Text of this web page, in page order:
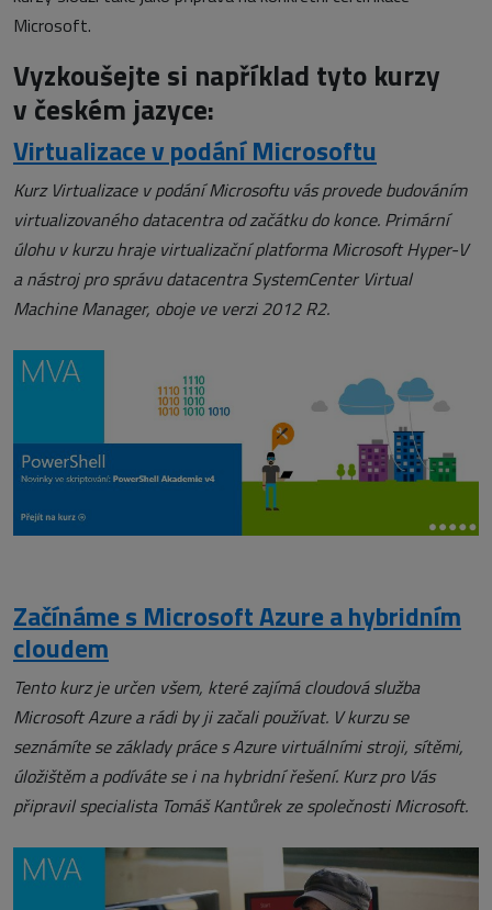
Microsoft.
Vyzkoušejte si například tyto kurzy
v českém jazyce:
Virtualizace v podání Microsoftu
Kurz Virtualizace v podání Microsoftu vás provede budováním
virtualizovaného datacentra od začátku do konce. Primární
úlohu v kurzu hraje virtualizační platforma Microsoft Hyper-V
a nástroj pro správu datacentra SystemCenter Virtual
Machine Manager, oboje ve verzi 2012 R2.
Začínáme s Microsoft Azure a hybridním
cloudem
Tento kurz je určen všem, které zajímá cloudová služba
Microsoft Azure a rádi by ji začali používat. V kurzu se
seznámíte se základy práce s Azure virtuálními stroji, sítěmi,
úložištěm a podíváte se i na hybridní řešení. Kurz pro Vás
připravil specialista Tomáš Kantůrek ze společnosti Microsoft.